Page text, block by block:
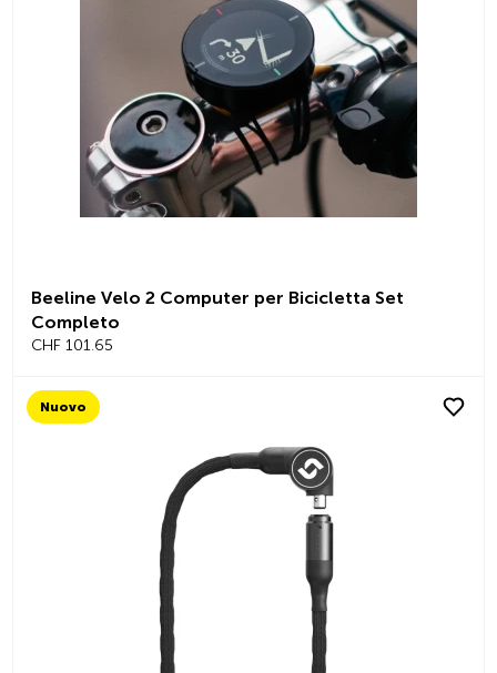
Beeline Velo 2 Computer per Bicicletta Set
Completo
CHF 101.65
Nuovo